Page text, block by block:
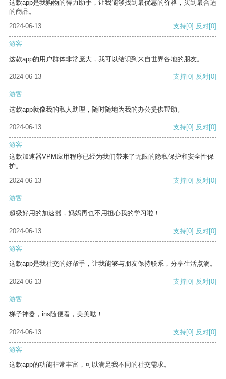
这款app是我购物的得力助手，让我能够找到最优惠的价格，买到最合适
的商品。
2024-06-13
支持[0] 反对[0]
游客
这款app的用户群体非常庞大，我可以结识到来自世界各地的朋友。
2024-06-13 支持[0] 反对[0]
游客
这款app就像我的私人助理，随时随地为我的办公提供帮助。
2024-06-13 支持[0] 反对[0]
游客
这款加速器VPM应用程序已经为我们带来了无限的隐私保护和安全性保
护。
2024-06-13
支持[0] 反对[0]
游客
超级好用的加速器，妈妈再也不用担心我的学习啦！
2024-06-13 支持[0] 反对[0]
游客
这款app是我社交的好帮手，让我能够与朋友保持联系，分享生活点滴。
2024-06-13 支持[0] 反对[0]
游客
梯子神器，ins随便看，美美哒！
2024-06-13 支持[0] 反对[0]
游客
这款app的功能非常丰富，可以满足我不同的社交需求。